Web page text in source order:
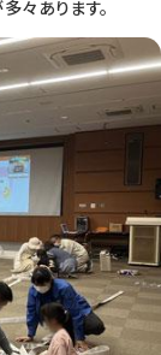
々あります。